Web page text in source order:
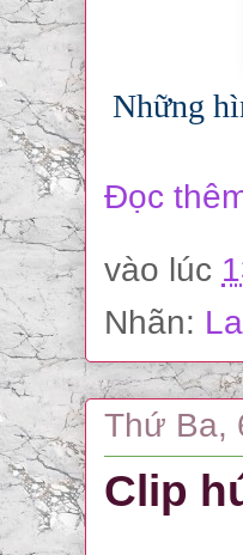
Những
Đọc
vào lúc
Nhãn:
Thứ Ba,
Clip